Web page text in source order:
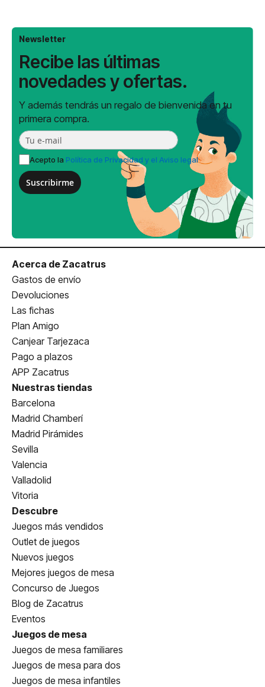
Newsletter
Recibe las últimas
novedades y ofertas.
Y además tendrás un regalo de bienvenida en tu
primera compra.
Acepto la Política de Privacidad y el Aviso legal
Suscribirme
Acerca de Zacatrus
Gastos de envío
Devoluciones
Las fichas
Plan Amigo
Canjear Tarjezaca
Pago a plazos
APP Zacatrus
Nuestras tiendas
Barcelona
Madrid Chamberí
Madrid Pirámides
Sevilla
Valencia
Valladolid
Vitoria
Descubre
Juegos más vendidos
Outlet de juegos
Nuevos juegos
Mejores juegos de mesa
Concurso de Juegos
Blog de Zacatrus
Eventos
Juegos de mesa
Juegos de mesa familiares
Juegos de mesa para dos
Juegos de mesa infantiles